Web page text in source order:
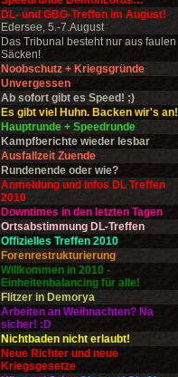
DL- und GBG-Treffen im August!
Edersee, 5.-7.August
Das Tribunal besteht nur aus faulen
Säcken!
Noobschutz + Kriegsgründe
Unvergessen
Ab sofort gibt es Speed! ;)
Es gibt viel Huhn. Backen wir's an!
Hauptrunde + Speedrunde
Kampfberichte wieder lesbar
Ausfallzeit Zuende
Rundenende oder wie?
Anmeldung und Infos DL Treffen
2010
Downtimes in den letzten Tagen
Ortsabstimmung DL-Treffen
Offizielles Treffen 2010
Forenrestrukturierung
Willkommen in 2010 -
Einheitenbalancing für alle!
Flitzer in Demorya
Arbeiten an Weihnachten? Na
sicher! :D
Nichtbaden nicht erlaubt!
Neue Richter und neue
Kriegsgesetze